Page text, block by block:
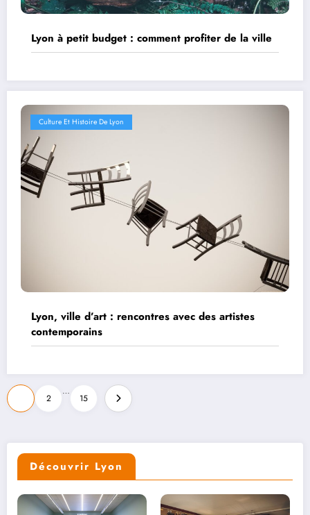
Lyon à petit budget : comment profiter de la ville
Culture Et Histoire De Lyon
Lyon, ville d’art : rencontres avec des artistes
contemporains
Pagination
des
publications
2
…
15
Découvrir Lyon